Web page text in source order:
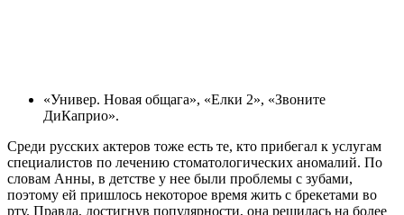
«Универ. Новая общага», «Елки 2», «Звоните
ДиКаприо».
Среди русских актеров тоже есть те, кто прибегал к услугам
специалистов по лечению стоматологических аномалий. По
словам Анны, в детстве у нее были проблемы с зубами,
поэтому ей пришлось некоторое время жить с брекетами во
рту. Правда, достигнув популярности, она решилась на более